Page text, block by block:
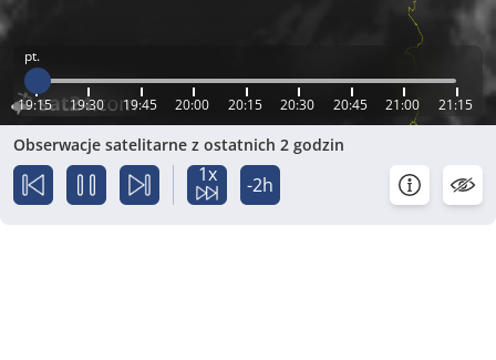
pt.
19:15 19:30 19:45 20:00 20:15 20:30 20:45 21:00 21:15
Obserwacje satelitarne z ostatnich 2 godzin
1x -2h